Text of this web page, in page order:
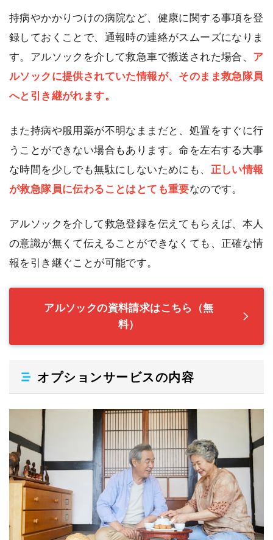
持病やかかりつけの病院など、健康に関する事項を登
録しておくことで、通報時の連絡がスムーズになりま
す。アルソックを介して救急車で搬送された場合、 ア
ルソックに提供されていた情報が、そのまま救急隊員
へと引き継がれます。
また持病や服用薬が不明なままだと、処置をすぐに行
うことができない場合もあります。命を左右する大事
な時間を少しでも無駄にしないためにも、 正しい情報
が救急隊員に伝わることはとても重要なのです。
アルソックを介して救急登録を伝えてもらえば、本人
の意識が無くて伝えることができなくても、正確な情
報を引き継ぐことが可能です。
アルソックの資料請求はこちら（無
料）
オプションサービスの内容